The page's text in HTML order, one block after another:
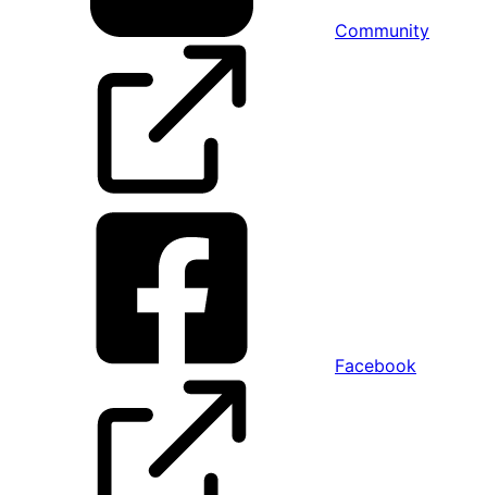
Community
Facebook